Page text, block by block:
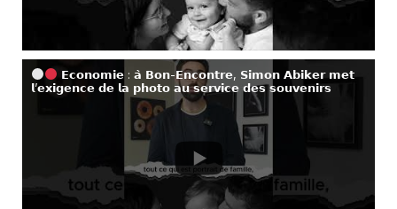
𝗘𝗰𝗼𝗻𝗼𝗺𝗶𝗲 : 𝗮̀ 𝗕𝗼𝗻-𝗘𝗻𝗰𝗼𝗻𝘁𝗿𝗲, 𝗦𝗶𝗺𝗼𝗻 𝗔𝗯𝗶𝗸𝗲𝗿 𝗺𝗲𝘁
𝗹’𝗲𝘅𝗶𝗴𝗲𝗻𝗰𝗲 𝗱𝗲 𝗹𝗮 𝗽𝗵𝗼𝘁𝗼 𝗮𝘂 𝘀𝗲𝗿𝘃𝗶𝗰𝗲 𝗱𝗲𝘀 𝘀𝗼𝘂𝘃𝗲𝗻𝗶𝗿𝘀